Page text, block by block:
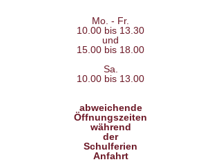
Mo. - Fr.
10.00 bis 13.30
und
15.00 bis 18.00
Sa.
10.00 bis 13.00
abweichende
Öffnungszeiten
während
der
Schulferien
Anfahrt